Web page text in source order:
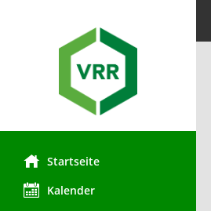
Startseite
Kalender